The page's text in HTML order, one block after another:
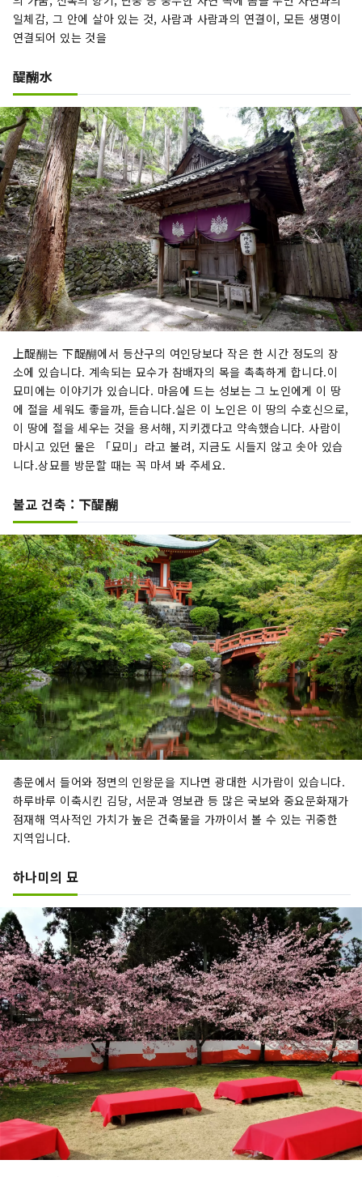
일체감, 그 안에 살아 있는 것, 사람과 사람과의 연결이, 모든 생명이
연결되어 있는 것을
醍醐水
上醍醐는 下醍醐에서 등산구의 여인당보다 작은 한 시간 정도의 장
소에 있습니다. 계속되는 묘수가 참배자의 목을 촉촉하게 합니다.이
묘미에는 이야기가 있습니다. 마음에 드는 성보는 그 노인에게 이 땅
에 절을 세워도 좋을까, 듣습니다.실은 이 노인은 이 땅의 수호신으로,
이 땅에 절을 세우는 것을 용서해, 지키겠다고 약속했습니다. 사람이
마시고 있던 물은 「묘미」라고 불려, 지금도 시들지 않고 솟아 있습
니다.상묘를 방문할 때는 꼭 마셔 봐 주세요.
불교 건축 : 下醍醐
총문에서 들어와 정면의 인왕문을 지나면 광대한 시가람이 있습니다.
하루바루 이축시킨 김당, 서문과 영보관 등 많은 국보와 중요문화재가
점재해 역사적인 가치가 높은 건축물을 가까이서 볼 수 있는 귀중한
지역입니다.
하나미의 묘